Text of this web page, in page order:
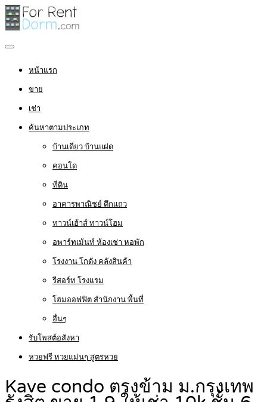
หน้าแรก
ขาย
เช่า
ค้นหาตามประเภท
บ้านเดี่ยว บ้านแฝด
คอนโด
ที่ดิน
อาคารพาณิชย์ ตึกแถว
ทาวน์เฮ้าส์ ทาวน์โฮม
อพาร์ทเม้นท์ ห้องเช่า หอพัก
โรงงาน โกดัง คลังสินค้า
รีสอร์ท โรงแรม
โฮมออฟฟิต สำนักงาน พื้นที่
อื่นๆ
รับโพสต์อสังหา
หวยฟรี หวยแม่นๆ สูตรหวย
Kave condo ตรงข้าม ม.กรุงเทพ